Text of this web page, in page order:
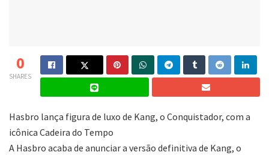
0
SHARES
Hasbro lança figura de luxo de Kang, o Conquistador, com a
icônica Cadeira do Tempo
A Hasbro acaba de anunciar a versão definitiva de Kang, o